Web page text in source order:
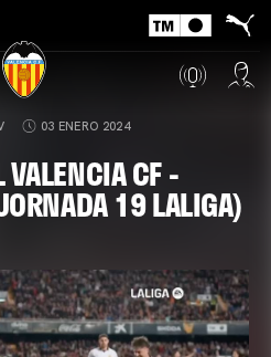
03 ENERO 2024
VALENCIA CF -
19 LALIGA)